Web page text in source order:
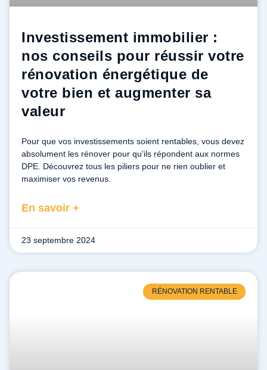
Investissement immobilier :
nos conseils pour réussir votre
rénovation énergétique de
votre bien et augmenter sa
valeur
Pour que vos investissements soient rentables, vous devez
absolument les rénover pour qu’ils répondent aux normes
DPE. Découvrez tous les piliers pour ne rien oublier et
maximiser vos revenus.
En savoir +
23 septembre 2024
RÉNOVATION RENTABLE